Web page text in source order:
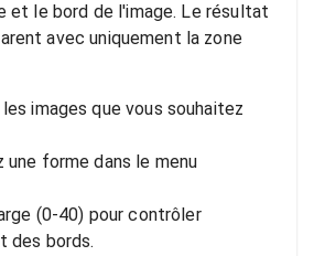
et le bord de l'image. Le résultat
avec uniquement la zone
images que vous souhaitez
une forme dans le menu
(0-40) pour contrôler
des bords.